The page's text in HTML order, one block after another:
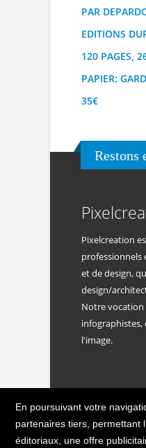
En poursuivant votre
partenaires tiers, permettant
éditoriaux, une offre
PAR
EDITIONS
120 PAGES,
PAPIER:
35€
Restons
Pixelcreation
professionnels
et de design,
design/
Notre
infographistes,
l'image.
PIXEL